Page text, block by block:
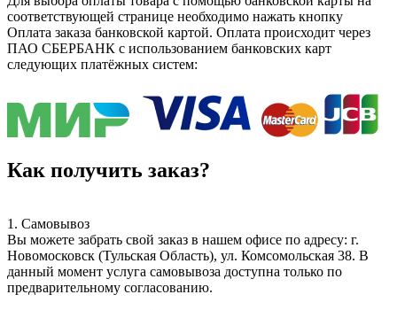
соответствующей странице необходимо нажать кнопку
Оплата заказа банковской картой. Оплата происходит через
ПАО СБЕРБАНК с использованием банковских карт
следующих платёжных систем:
Как получить заказ?
1. Самовывоз
Вы можете забрать свой заказ в нашем офисе по адресу: г.
Новомосковск (Тульская Область), ул. Комсомольская 38. В
данный момент услуга самовывоза доступна только по
предварительному согласованию.